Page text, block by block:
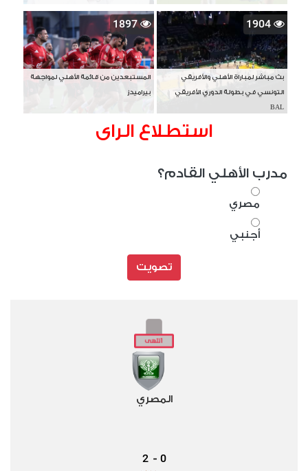
1904
بث مباشر لمباراة الأهلي والأفريقي
التونسي في بطولة الدوري الأفريقي
BAL
1897
المستبعدين من قائمة الأهلي لمواجهة
بيراميدز
استطلاع الراى
مدرب الأهلي القادم؟
مصري
أجنبي
تصويت
المصري
0
-
2